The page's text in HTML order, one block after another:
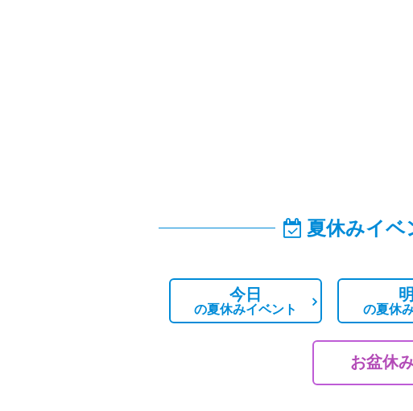
夏休みイ
今日
の夏休みイベント の夏休
お盆休